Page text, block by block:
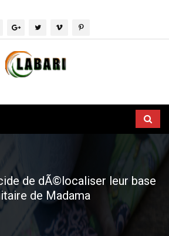
de dÃ©localiser leur base
de Madama